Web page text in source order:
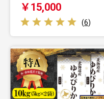
￥15,000
(6)